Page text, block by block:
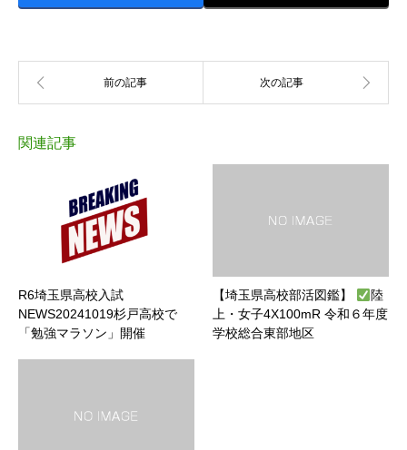
関連記事
R6埼玉県高校入試
NEWS20241019杉戸高校で
「勉強マラソン」開催
【埼玉県高校部活図鑑】
陸
上・女子4X100mR 令和６年度
学校総合東部地区